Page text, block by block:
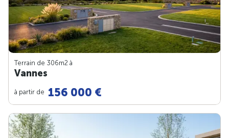
Terrain de 306m2 à
Vannes
à partir de 156 000 €